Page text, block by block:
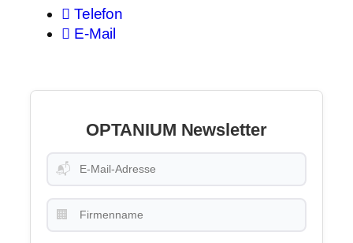
Telefon
E-Mail
OPTANIUM Newsletter
📬
🏢